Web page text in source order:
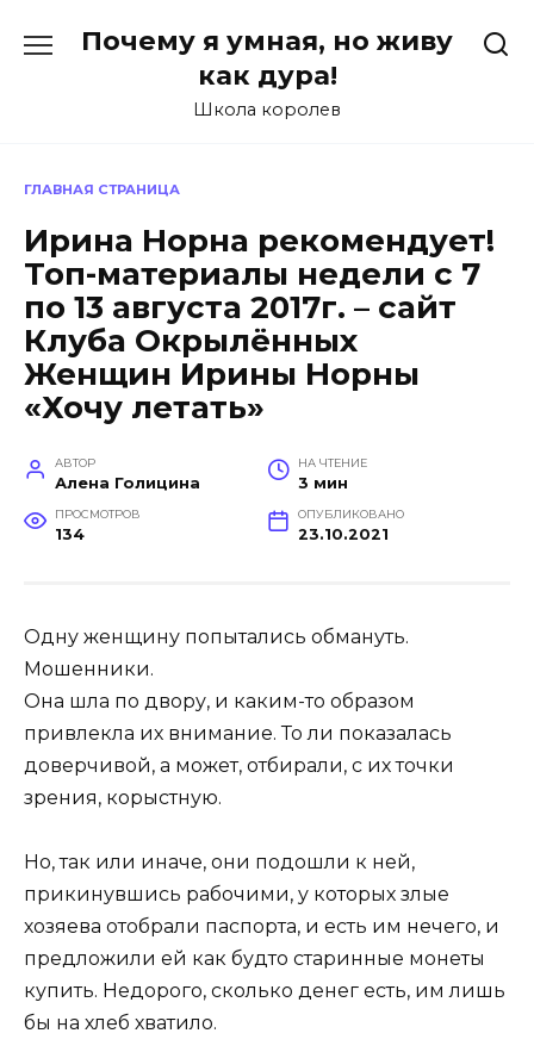
Почему я умная, но живу
как дура!
Школа королев
ГЛАВНАЯ СТРАНИЦА
Ирина Норна рекомендует!
Топ-материалы недели с 7
по 13 августа 2017г. – сайт
Клуба Окрылённых
Женщин Ирины Норны
«Хочу летать»
АВТОР
Алена Голицина
НА ЧТЕНИЕ
3 мин
ПРОСМОТРОВ
134
ОПУБЛИКОВАНО
23.10.2021
Одну женщину попытались обмануть.
Мошенники.
Она шла по двору, и каким-то образом
привлекла их внимание. То ли показалась
доверчивой, а может, отбирали, с их точки
зрения, корыстную.
Но, так или иначе, они подошли к ней,
прикинувшись рабочими, у которых злые
хозяева отобрали паспорта, и есть им нечего, и
предложили ей как будто старинные монеты
купить. Недорого, сколько денег есть, им лишь
бы на хлеб хватило.